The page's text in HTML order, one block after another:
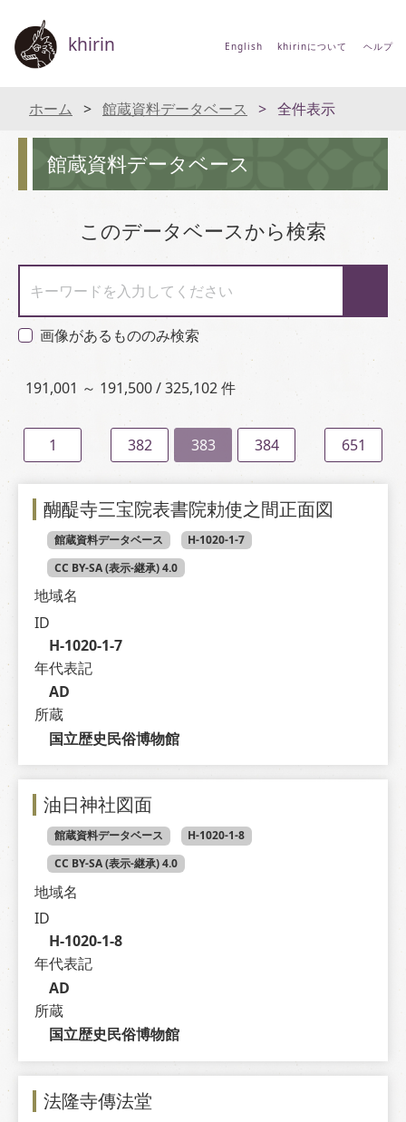
khirin English khirinについて ヘルプ
ホーム 館蔵資料データベース 全件表示
館蔵資料データベース
このデータベースから検索
キーワードを入力してください
画像があるもののみ検索
191,001 ～ 191,500 / 325,102 件
1 382 383 384 651
醐醍寺三宝院表書院勅使之間正面図
館蔵資料データベース
H-1020-1-7
CC BY-SA (表示-継承) 4.0
地域名
ID
H-1020-1-7
年代表記
AD
所蔵
国立歴史民俗博物館
油日神社図面
館蔵資料データベース
H-1020-1-8
CC BY-SA (表示-継承) 4.0
地域名
ID
H-1020-1-8
年代表記
AD
所蔵
国立歴史民俗博物館
法隆寺傳法堂